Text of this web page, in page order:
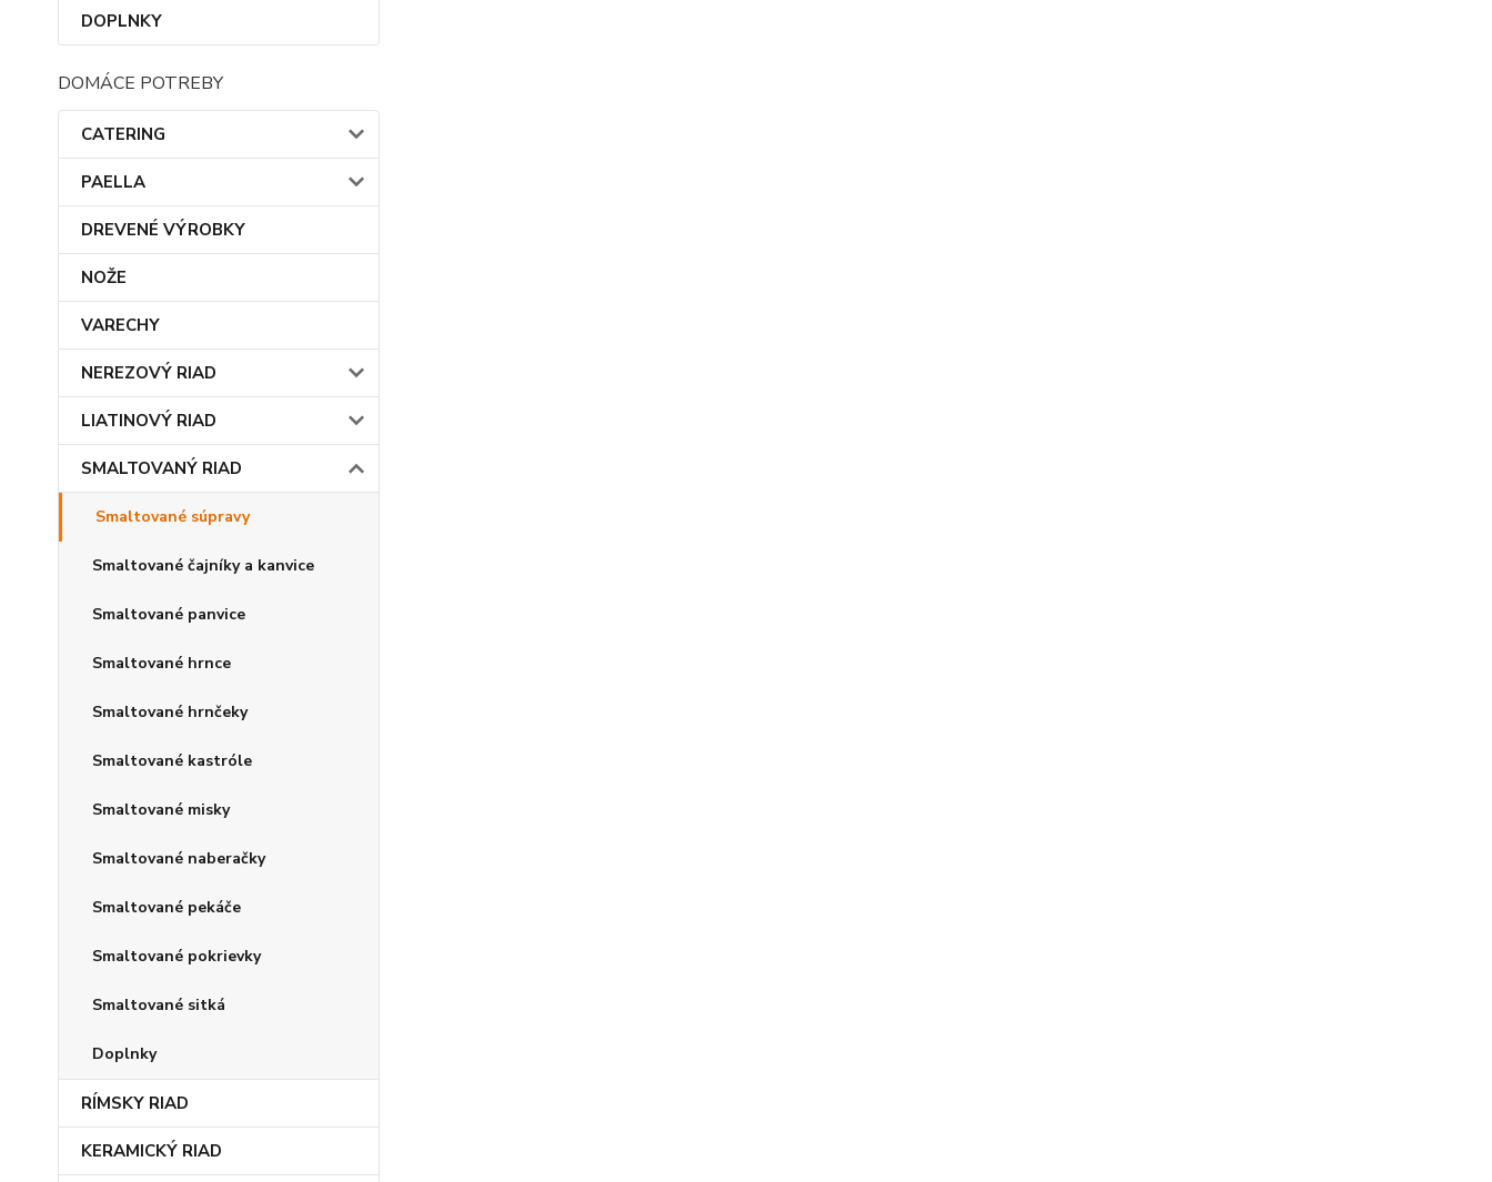
DOPLNKY
DOMÁCE POTREBY
CATERING
PAELLA
DREVENÉ VÝROBKY
NOŽE
VARECHY
NEREZOVÝ RIAD
LIATINOVÝ RIAD
SMALTOVANÝ RIAD
Smaltované súpravy
Smaltované čajníky a kanvice
Smaltované panvice
Smaltované hrnce
Smaltované hrnčeky
Smaltované kastróle
Smaltované misky
Smaltované naberačky
Smaltované pekáče
Smaltované pokrievky
Smaltované sitká
Doplnky
RÍMSKY RIAD
KERAMICKÝ RIAD